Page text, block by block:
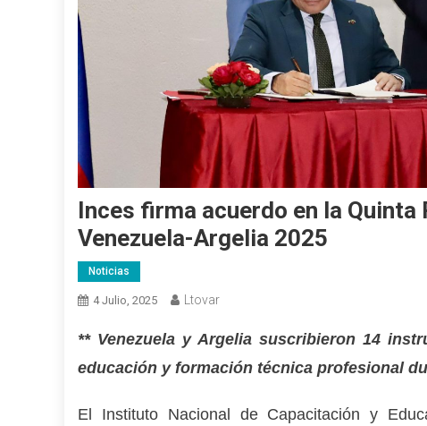
Inces firma acuerdo en la
Venezuela-Argelia 2025
Noticias
4 Julio, 2025 Ltovar
** Venezuela y Argelia suscribieron 14
educación y formación técnica profesional
El Instituto Nacional de Capacitación y